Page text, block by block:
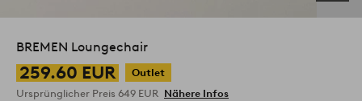
BREMEN Loungechair
259.60 EUR
Outlet
Ursprünglicher Preis 649 EUR Nähere Infos